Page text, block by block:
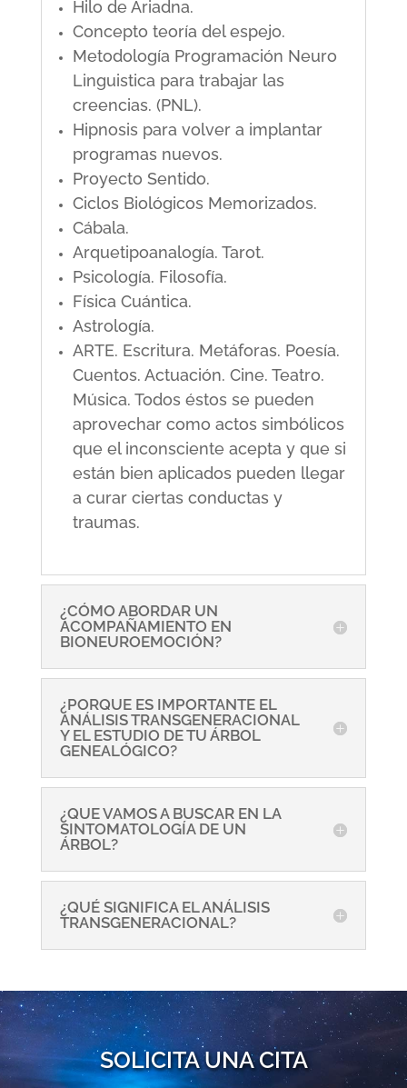
Hilo de Ariadna.
Concepto teoría del espejo.
Metodología Programación Neuro
Linguistica para trabajar las
creencias. (PNL).
Hipnosis para volver a implantar
programas nuevos.
Proyecto Sentido.
Ciclos Biológicos Memorizados.
Cábala.
Arquetipoanalogía. Tarot.
Psicología. Filosofía.
Física Cuántica.
Astrología.
ARTE. Escritura. Metáforas. Poesía.
Cuentos. Actuación. Cine. Teatro.
Música. Todos éstos se pueden
aprovechar como actos simbólicos
que el inconsciente acepta y que si
están bien aplicados pueden llegar
a curar ciertas conductas y
traumas.
¿CÓMO ABORDAR UN
ACOMPAÑAMIENTO EN
BIONEUROEMOCIÓN?
¿PORQUE ES IMPORTANTE EL
ANÁLISIS TRANSGENERACIONAL
Y EL ESTUDIO DE TU ÁRBOL
GENEALÓGICO?
¿QUE VAMOS A BUSCAR EN LA
SINTOMATOLOGÍA DE UN
ÁRBOL?
¿QUÉ SIGNIFICA EL ANÁLISIS
TRANSGENERACIONAL?
SOLICITA UNA CITA